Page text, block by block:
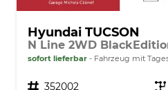
Hyundai TUCSON
sofort lieferbar Fahrzeug mit
Fahrzeugnr. 352002 Getriebe